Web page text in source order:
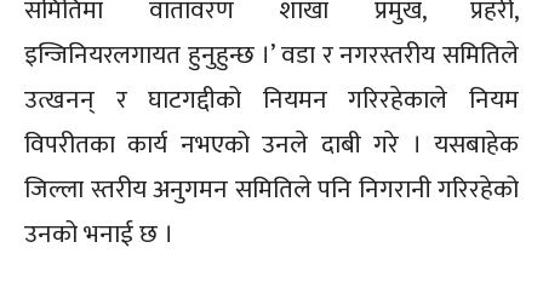
समितिमा वातावरण शाखा प्रमुख, प्रहरी,
इन्जिनियरलगायत हुनुहुन्छ ।’ वडा र नगरस्तरीय समितिले
उत्खनन् र घाटगद्दीको नियमन गरिरहेकाले नियम
विपरीतका कार्य नभएको उनले दाबी गरे । यसबाहेक
जिल्ला स्तरीय अनुगमन समितिले पनि निगरानी गरिरहेको
उनको भनाई छ ।